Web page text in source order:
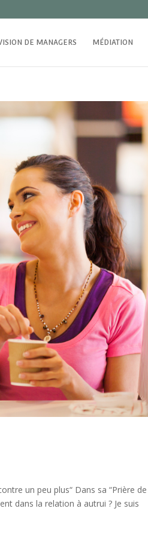
DE MANAGERS MÉDIATION
un peu plus“ Dans sa “Prière
dans la relation à autrui ? Je suis